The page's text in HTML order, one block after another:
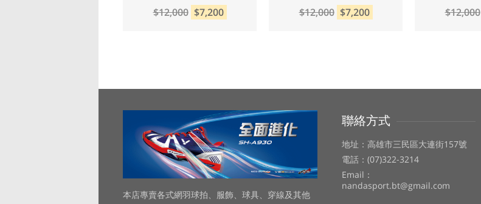
$12,000 $7,200
$12,000 $7,200
$12,000
本店專賣各式網羽球拍、服飾、球具、穿線及其他
聯絡方式
地址：高雄市三民區大連街157號
電話：(07)322-3214
Email：
nandasport.bt@gmail.com